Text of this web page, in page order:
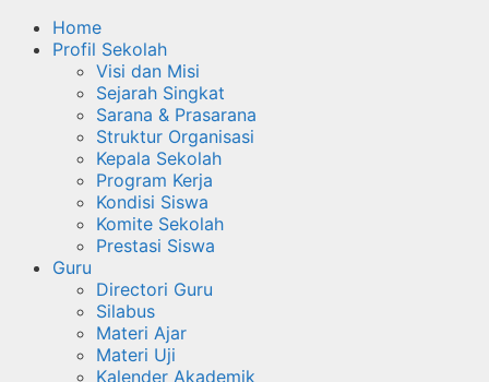
Home
Profil Sekolah
Visi dan Misi
Sejarah Singkat
Sarana & Prasarana
Struktur Organisasi
Kepala Sekolah
Program Kerja
Kondisi Siswa
Komite Sekolah
Prestasi Siswa
Guru
Directori Guru
Silabus
Materi Ajar
Materi Uji
Kalender Akademik